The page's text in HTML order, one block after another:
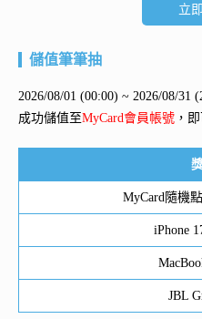
立
儲值筆筆抽
2026/08/01 (00:00) ~ 2026/08/31
成功儲值至MyCard會員帳號 ，
MyCard隨機
iPhone
JBL